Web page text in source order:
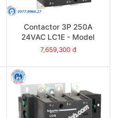
Contactor 3P 250A
24VAC LC1E - Model
LC1E250B6
7,659,300 đ